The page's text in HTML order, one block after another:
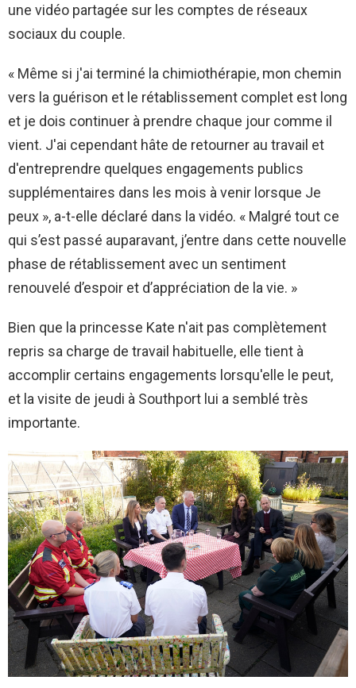
une vidéo partagée sur les comptes de réseaux
sociaux du couple.
« Même si j'ai terminé la chimiothérapie, mon chemin
vers la guérison et le rétablissement complet est long
et je dois continuer à prendre chaque jour comme il
vient. J'ai cependant hâte de retourner au travail et
d'entreprendre quelques engagements publics
supplémentaires dans les mois à venir lorsque Je
peux », a-t-elle déclaré dans la vidéo. « Malgré tout ce
qui s’est passé auparavant, j’entre dans cette nouvelle
phase de rétablissement avec un sentiment
renouvelé d’espoir et d’appréciation de la vie. »
Bien que la princesse Kate n'ait pas complètement
repris sa charge de travail habituelle, elle tient à
accomplir certains engagements lorsqu'elle le peut,
et la visite de jeudi à Southport lui a semblé très
importante.